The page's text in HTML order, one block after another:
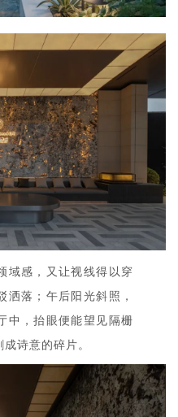
域感，又让视线得以穿
落；午后阳光斜照，
中，抬眼便能望见隔栅
诗意的碎片。